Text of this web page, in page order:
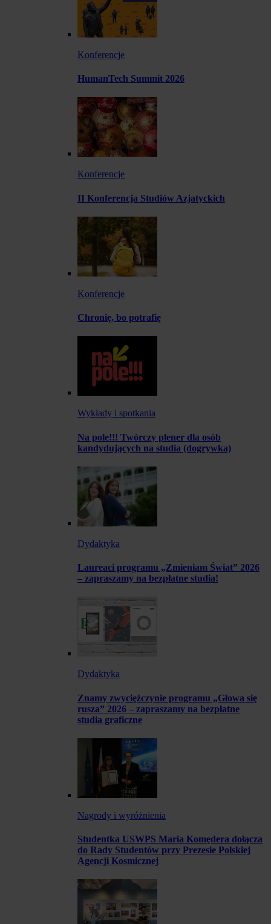
Konferencje
HumanTech Summit 2026
Konferencje
II Konferencja Studiów Azjatyckich
Konferencje
Chronię, bo potrafię
Wykłady i spotkania
Na pole!!! Twórczy plener dla osób
kandydujących na studia (dogrywka)
Dydaktyka
Laureaci programu „Zmieniam Świat” 2026
– zapraszamy na bezpłatne studia!
Dydaktyka
Znamy zwyciężczynie programu „Głowa się
rusza” 2026 – zapraszamy na bezpłatne
studia graficzne
Nagrody i wyróżnienia
Studentka USWPS Maria Komędera dołącza
do Rady Studentów przy Prezesie Polskiej
Agencji Kosmicznej